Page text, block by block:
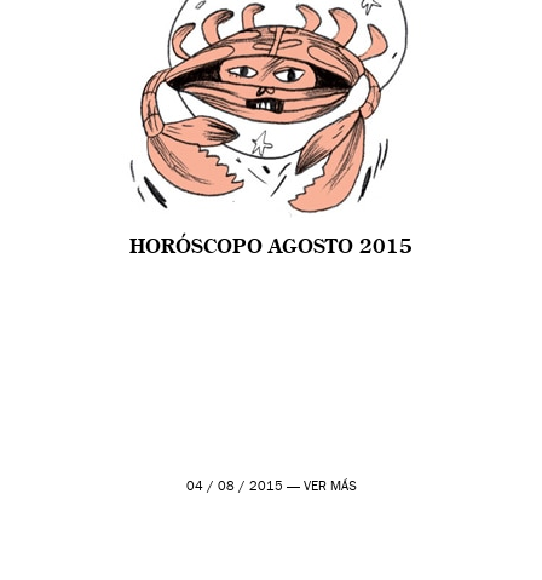
HORÓSCOPO AGOSTO 2015
04 / 08 / 2015 — VER MÁS